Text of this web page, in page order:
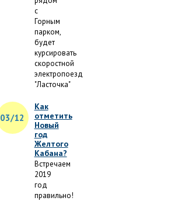
с
Горным
парком,
будет
курсировать
скоростной
электропоезд
"Ласточка"
03/12
Как
отметить
Новый
год
Желтого
Кабана?
Встречаем
2019
год
правильно!